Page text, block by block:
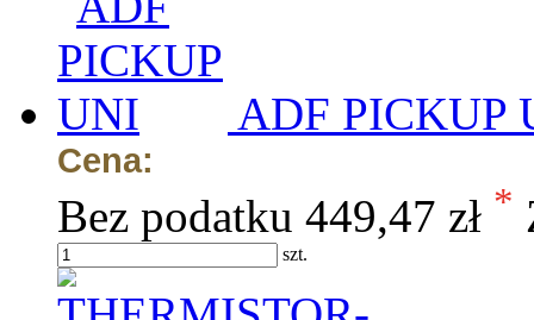
ADF PICKUP
Cena:
Bez podatku 449,47 zł *
szt.